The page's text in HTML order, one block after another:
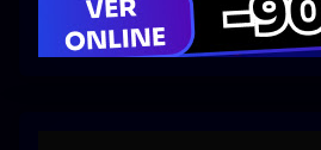
Series 1080p 60 FPS